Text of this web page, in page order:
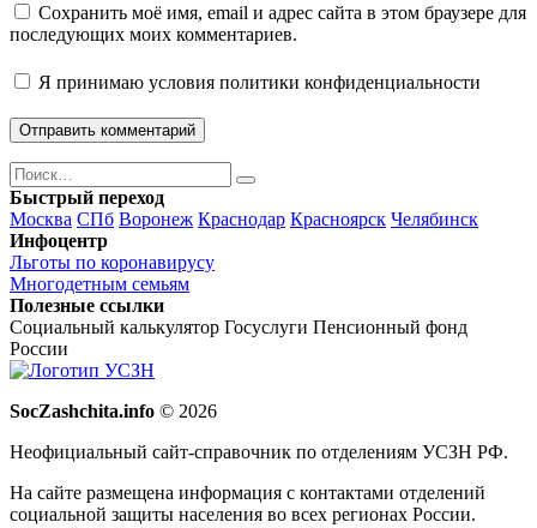
Сохранить моё имя, email и адрес сайта в этом браузере для
последующих моих комментариев.
Я принимаю условия политики конфиденциальности
Поиск
Найти
Быстрый переход
Москва СПб Воронеж Краснодар Красноярск Челябинск
Инфоцентр
Льготы по коронавирусу
Многодетным семьям
Полезные ссылки
Социальный калькулятор Госуслуги Пенсионный фонд
России
SocZashchita.info © 2026
Неофициальный сайт-справочник по отделениям УСЗН РФ.
На сайте размещена информация с контактами отделений
социальной защиты населения во всех регионах России.